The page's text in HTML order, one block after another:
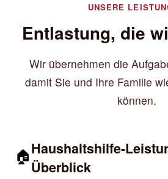
UNSERE
Entlastung, die
Wir übernehmen die
damit Sie und Ihre Familie
können.
🏠Haushaltshilfe-
Überblick